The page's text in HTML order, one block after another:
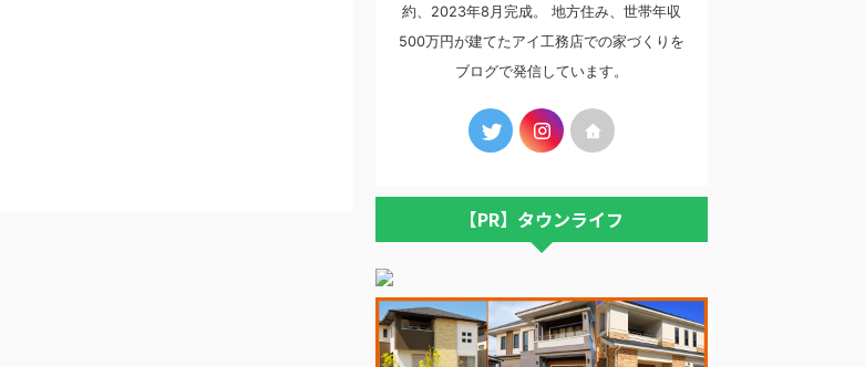
約、2023年8月完成。 地方住み、世帯年収
500万円が建てたアイ工務店での家づくりを
ブログで発信しています。
【PR】タウンライフ